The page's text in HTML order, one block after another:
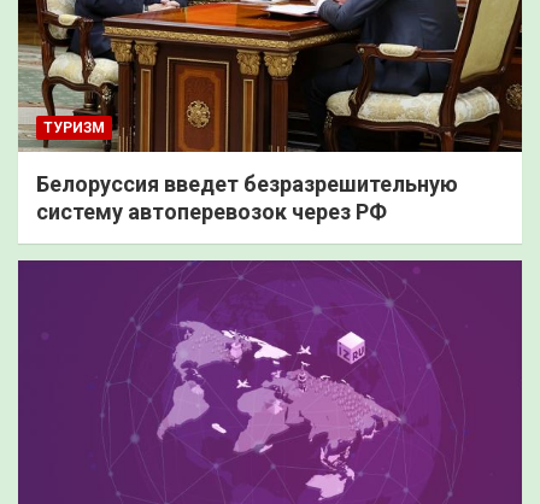
ТУРИЗМ
Белоруссия введет безразрешительную
систему автоперевозок через РФ